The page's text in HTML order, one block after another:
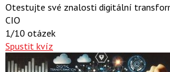
Otestujte své znalosti digitální
CIO
1/10 otázek
Spustit kvíz